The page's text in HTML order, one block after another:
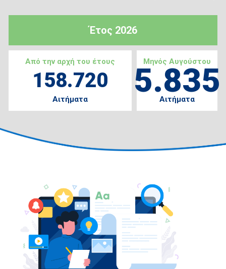
Έτος 2026
Από την αρχή του έτους
158.720
Αιτήματα
Μηνός Αυγούστου
5.835
Αιτήματα